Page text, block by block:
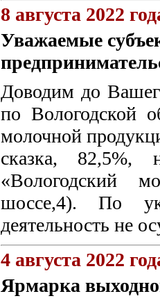
8 августа 2022
Уважаемые
Доводим до
по Вологодской
молочной
сказка, 82,5%,
«Вологодский
шоссе,4). По
деятельность не
4 августа 2022
Ярмарка